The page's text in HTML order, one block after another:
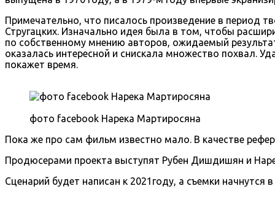
Примечательно, что писалось произведение в период
Стругацких. Изначально идея была в том, чтобы
по собственному мнению авторов, ожидаемый
оказалась интересной и снискала множество похвал.
покажет время.
фото facebook Нарека Мартиросяна
Пока же про сам фильм известно мало. В качестве
Продюсерами проекта выступят Рубен Дишдишян и
Сценарий будет написан к 2021году, а съемки начнутся